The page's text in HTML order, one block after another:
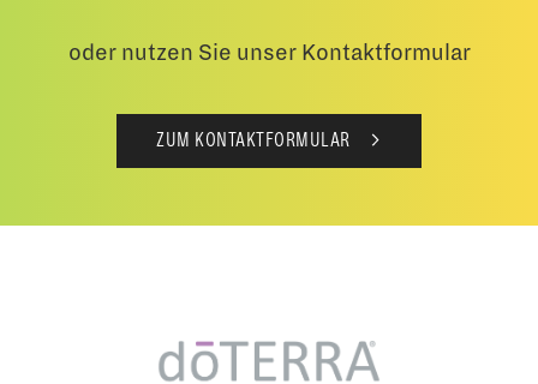
oder nutzen Sie unser Kontaktformular
ZUM KONTAKTFORMULAR